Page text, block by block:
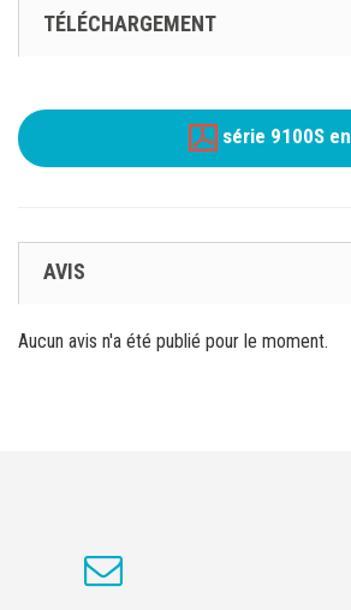
TÉLÉCHARGEMENT
série 9100S en
AVIS
Aucun avis n'a été publié pour le moment.